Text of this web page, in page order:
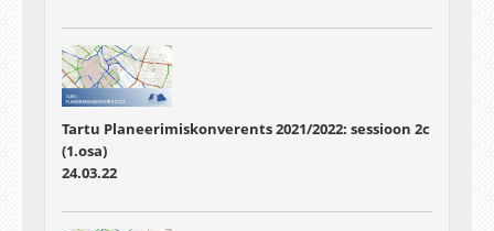
Tartu Planeerimiskonverents 2021/2022: sessioon 2c
(1.osa)
24.03.22